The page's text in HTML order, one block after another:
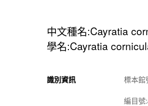
中文種名:Cayratia
學名:Cayratia
識別資訊 標本館
編目號